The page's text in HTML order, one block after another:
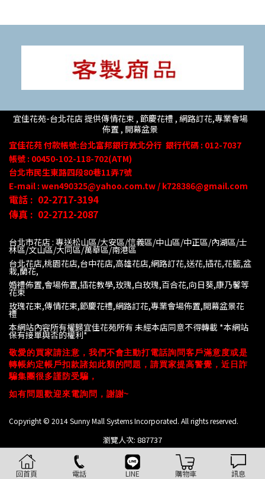
回首頁 電話 LINE 購物車 訊息
宜佳花苑-台北花店 提供傳情花束 , 節慶花禮 , 網路訂花,專業會場
佈置 , 開幕盆景
宜佳花苑付款帳號:台北富邦銀行敦北分行 銀行代碼 : 012-7037
帳號 : 00450-102-118-702(ATM)
台北市民生東路四段80巷11弄7號
E-mail : wen490325@yahoo.com.tw / k728386@gmail.com
電話 : 02-2717-3194
傳真 : 02-2712-2087
台北市花店 : 專送松山區/大安區/信義區/中山區/中正區/內湖區/士
林區/文山區/大同區/萬華區/南港區
台北花店,桃園花店,台中花店,高雄花店,網路訂花,送花,插花,花籃,盆
栽,蘭花,
婚禮佈置,會場佈置,插花教學,玫瑰,白玫瑰,百合花,向日葵,康乃馨等
花束
玫瑰花束,傳情花束,節慶花禮,網路訂花,專業會場佈置,開幕盆景花
禮
本網站內容所有權歸宜佳花苑所有 未經本店同意不得轉載 *本網站
保有接單與否的權利*
敬愛的買家請注意，我們不會主動打電話詢問客戶滿意度或是
轉帳約定帳戶扣款諸如此類的問題，請買家提高警覺，近日詐
騙集團很多謹防受騙，
如有問題歡迎來電詢問，謝謝~
Copyright © 2014 Sunny Mall Systems Incorporated. All rights reserved.
瀏覽人次: 887737